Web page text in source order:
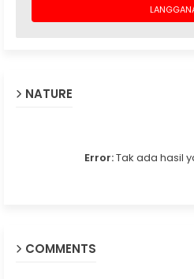
NATURE
Error:Tak ada hasil
COMMENTS